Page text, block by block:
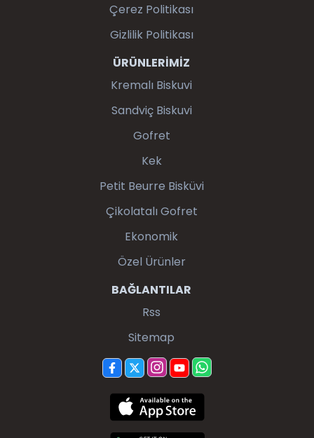
Çerez Politikası
Gizlilik Politikası
ÜRÜNLERİMİZ
Kremalı Biskuvi
Sandviç Biskuvi
Gofret
Kek
Petit Beurre Bisküvi
Çikolatalı Gofret
Ekonomik
Özel Ürünler
BAĞLANTILAR
Rss
Sitemap